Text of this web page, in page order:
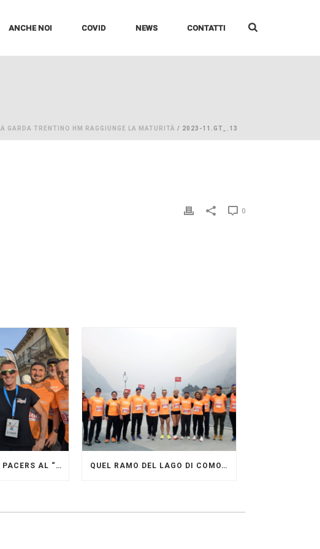
ANCHE NOI COVID NEWS CONTATTI
GARDA TRENTINO HM RAGGIUNGE LA MATURITÀ / 2023-11.GT_.13
0
GRANDE FESTA DEI PACERS AL “GARDA LAKE RUNNING FESTIVAL” QUEL RAMO DEL LAGO DI COMO…